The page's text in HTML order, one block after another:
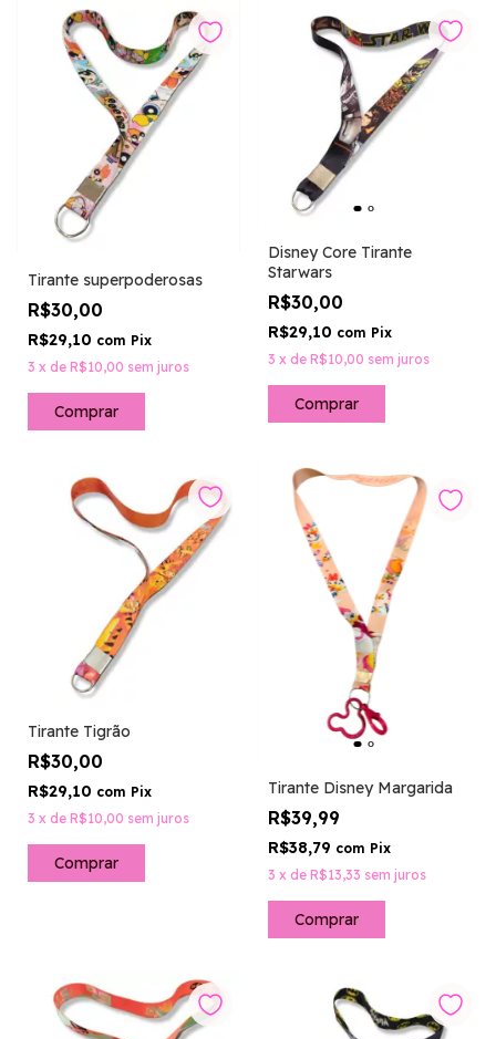
Tirante superpoderosas
R$30,00
R$29,10 com Pix
3 x de R$10,00 sem juros
Disney Core Tirante
Starwars
R$30,00
R$29,10 com Pix
3 x de R$10,00 sem juros
Tirante Tigrão
R$30,00
R$29,10 com Pix
3 x de R$10,00 sem juros
Tirante Disney Margarida
R$39,99
R$38,79 com Pix
3 x de R$13,33 sem juros